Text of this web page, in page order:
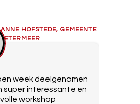
HOFSTEDE, GEMEENTE
week deelgenomen
super interessante en
workshop